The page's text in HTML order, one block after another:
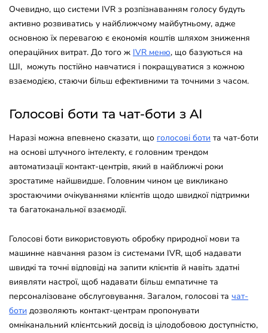
Очевидно, що системи IVR з розпізнаванням голосу будуть
активно розвиватись у найближчому майбутньому, адже
основною їх перевагою є економія коштів шляхом зниження
операційних витрат. До того ж IVR меню, що базуються на
ШІ, можуть постійно навчатися і покращуватися з кожною
взаємодією, стаючи більш ефективними та точними з часом.
Голосові боти та чат-боти з AI
Наразі можна впевнено сказати, що голосові боти та чат-боти
на основі штучного інтелекту, є головним трендом
автоматизації контакт-центрів, який в найближчі роки
зростатиме найшвидше. Головним чином це викликано
зростаючими очікуваннями клієнтів щодо швидкої підтримки
та багатоканальної взаємодії.
Голосові боти використовують обробку природної мови та
машинне навчання разом із системами IVR, щоб надавати
швидкі та точні відповіді на запити клієнтів й навіть здатні
виявляти настрої, щоб надавати більш емпатичне та
персоналізоване обслуговування. Загалом, голосові та чат-
боти дозволяють контакт-центрам пропонувати
омніканальний клієнтський досвід із цілодобовою доступністю,